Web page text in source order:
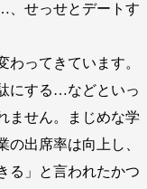
、せっせとデートす
ってきています。
にする…などといっ
ません。まじめな学
出席率は向上し、
る」と言われたかつ